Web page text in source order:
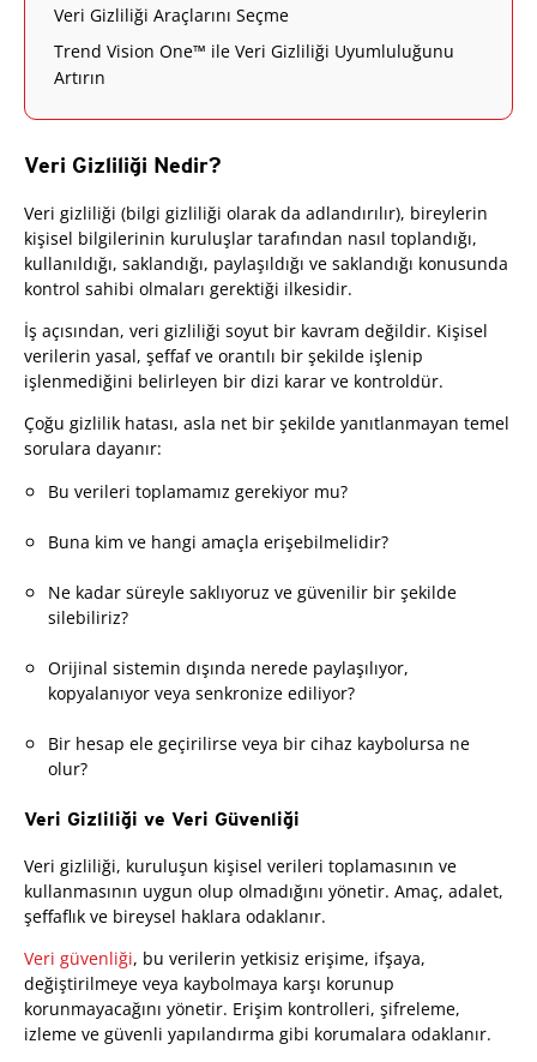
Veri Gizliliği Araçlarını Seçme
Trend Vision One™ ile Veri Gizliliği Uyumluluğunu
Artırın
Veri Gizliliği Nedir?
Veri gizliliği (bilgi gizliliği olarak da adlandırılır), bireylerin
kişisel bilgilerinin kuruluşlar tarafından nasıl toplandığı,
kullanıldığı, saklandığı, paylaşıldığı ve saklandığı konusunda
kontrol sahibi olmaları gerektiği ilkesidir.
İş açısından, veri gizliliği soyut bir kavram değildir. Kişisel
verilerin yasal, şeffaf ve orantılı bir şekilde işlenip
işlenmediğini belirleyen bir dizi karar ve kontroldür.
Çoğu gizlilik hatası, asla net bir şekilde yanıtlanmayan temel
sorulara dayanır:
Bu verileri toplamamız gerekiyor mu?
Buna kim ve hangi amaçla erişebilmelidir?
Ne kadar süreyle saklıyoruz ve güvenilir bir şekilde
silebiliriz?
Orijinal sistemin dışında nerede paylaşılıyor,
kopyalanıyor veya senkronize ediliyor?
Bir hesap ele geçirilirse veya bir cihaz kaybolursa ne
olur?
Veri Gizliliği ve Veri Güvenliği
Veri gizliliği, kuruluşun kişisel verileri toplamasının ve
kullanmasının uygun olup olmadığını yönetir. Amaç, adalet,
şeffaflık ve bireysel haklara odaklanır.
Veri güvenliği, bu verilerin yetkisiz erişime, ifşaya,
değiştirilmeye veya kaybolmaya karşı korunup
korunmayacağını yönetir. Erişim kontrolleri, şifreleme,
izleme ve güvenli yapılandırma gibi korumalara odaklanır.